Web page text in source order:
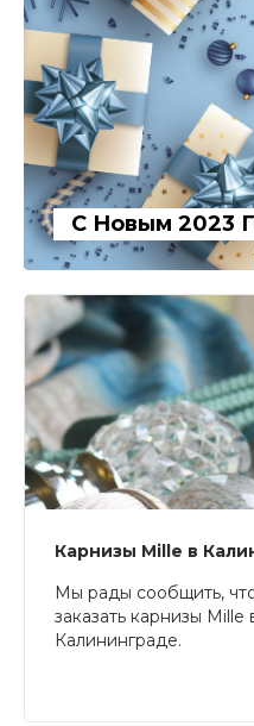
С Новым 2023
Карнизы Mille в
Мы рады сообщить,
заказать карнизы
Калининграде.